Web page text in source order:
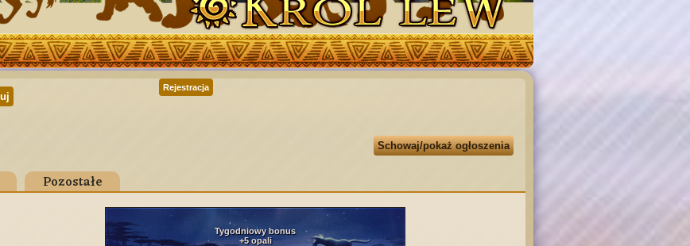
Rejestracja
Schowaj/pokaż ogłoszenia
Pozostałe
Tygodniowy bonus
+5 opali